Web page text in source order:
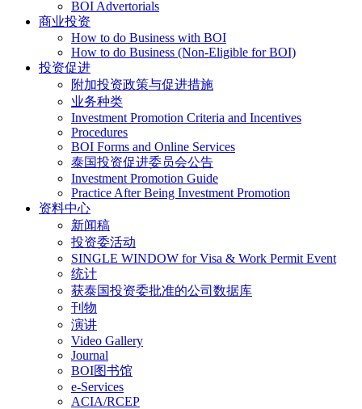
BOI Advertorials
商业投资
How to do Business with BOI
How to do Business (Non-Eligible for BOI)
投资促进
附加投资政策与促进措施
业务种类
Investment Promotion Criteria and Incentives
Procedures
BOI Forms and Online Services
泰国投资促进委员会公告
Investment Promotion Guide
Practice After Being Investment Promotion
资料中心
新闻稿
投资委活动
SINGLE WINDOW for Visa & Work Permit Event
统计
获泰国投资委批准的公司数据库
刊物
演讲
Video Gallery
Journal
BOI图书馆
e-Services
ACIA/RCEP